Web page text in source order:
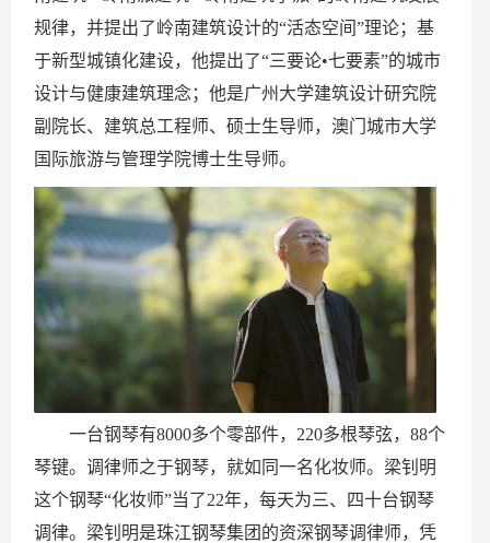
规律，并提出了岭南建筑设计的“活态空间”理论；基
于新型城镇化建设，他提出了“三要论•七要素”的城市
设计与健康建筑理念；他是广州大学建筑设计研究院
副院长、建筑总工程师、硕士生导师，澳门城市大学
国际旅游与管理学院博士生导师。
一台钢琴有8000多个零部件，220多根琴弦，88个
琴键。调律师之于钢琴，就如同一名化妆师。 梁钊明
这个钢琴“化妆师”当了22年，每天为三、四十台钢琴
调律。梁钊明是珠江钢琴集团的资深钢琴调律师，凭